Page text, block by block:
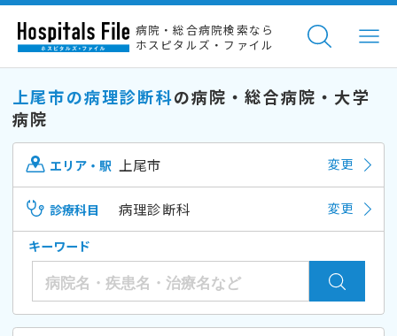
病院・総合病院検索なら
ホスピタルズ・ファイル
上尾市の病理診断科の病院・総合病院・大学
病院
エリア・駅 上尾市 変更
診療科目 病理診断科 変更
キーワード